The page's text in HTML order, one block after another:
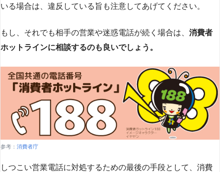
いる場合は、違反している旨も注意してあげてください。
もし、それでも相手の営業や迷惑電話が続く場合は、 消費者
ホットラインに相談するのも良いでしょう。
参考： 消費者庁
しつこい営業電話に対処するための最後の手段として、消費